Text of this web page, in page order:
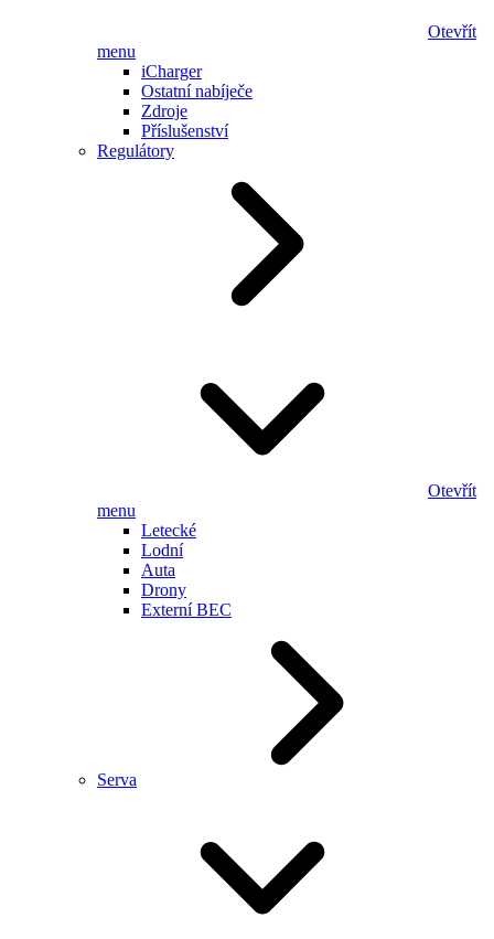
Otevřít
menu
iCharger
Ostatní nabíječe
Zdroje
Příslušenství
Regulátory
Otevřít
menu
Letecké
Lodní
Auta
Drony
Externí BEC
Serva